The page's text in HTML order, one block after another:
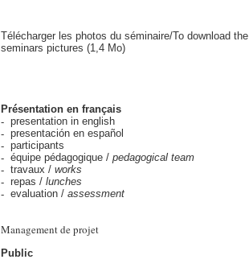
Télécharger les photos du séminaire/To download the
seminars pictures (1,4 Mo)
Présentation en français
presentation in english
presentación en español
participants
équipe pédagogique / pedagogical team
travaux / works
repas / lunches
evaluation / assessment
Management de projet
Public